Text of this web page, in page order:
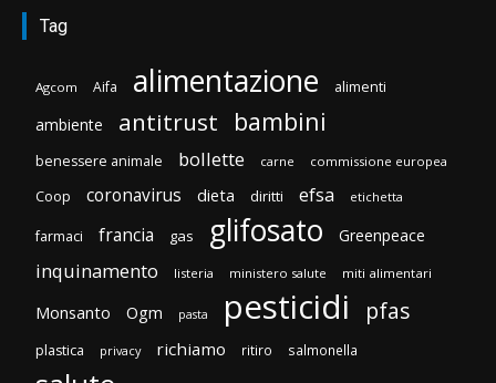
Tag
Agcom Aifa alimentazione alimenti
ambiente antitrust bambini
benessere animale bollette carne commissione europea
Coop coronavirus dieta diritti efsa etichetta
farmaci francia gas glifosato Greenpeace
inquinamento listeria ministero salute miti alimentari
Monsanto Ogm pasta pesticidi pfas
plastica privacy richiamo ritiro salmonella